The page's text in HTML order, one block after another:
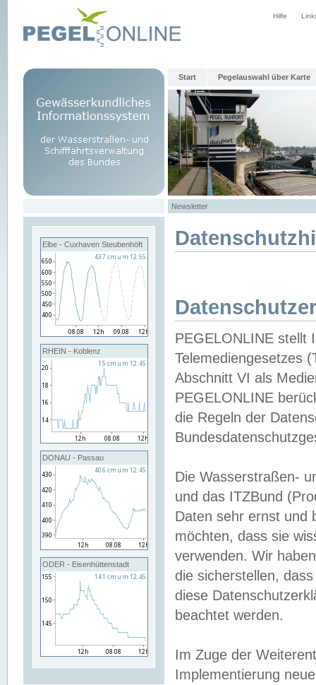
Hilfe
Start Pegelauswahl über Karte
Newsletter
Elbe - Cuxhaven Steubenhöft
RHEIN - Koblenz
DONAU - Passau
ODER - Eisenhüttenstadt
PEGELONLINE stellt
Telemediengesetzes
Abschnitt VI als
PEGELONLINE
die Regeln der
Die Wasserstraßen-
und das ITZBund
Daten sehr ernst und
möchten, dass sie
verwenden. Wir
die sicherstellen,
diese
beachtet werden.
Im Zuge der
Implementierung